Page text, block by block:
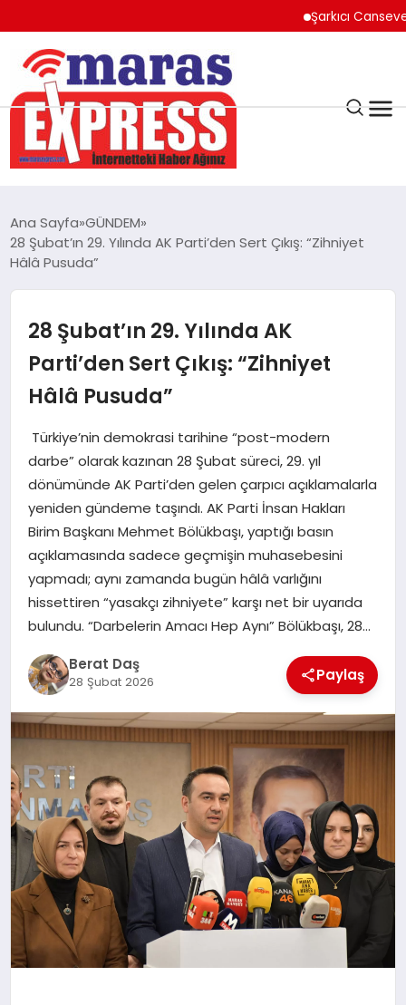
Şarkıcı Cansever
K.MARAŞ
ANDIRIN
AFŞİN
ÇAĞLAYANCERİT
BİZE ULAŞIN
GÖKSUN
TÜRKOĞLU
PAZARCIK
KÜNYE
NURHAK
Ana Sayfa GÜNDEM
28 Şubat’ın 29. Yılında AK Parti’den Sert Çıkış: “Zihniyet
Hâlâ Pusuda”
28 Şubat’ın 29. Yılında AK
Parti’den Sert Çıkış: “Zihniyet
Hâlâ Pusuda”
Türkiye’nin demokrasi tarihine “post-modern
darbe” olarak kazınan 28 Şubat süreci, 29. yıl
dönümünde AK Parti’den gelen çarpıcı açıklamalarla
yeniden gündeme taşındı. AK Parti İnsan Hakları
Birim Başkanı Mehmet Bölükbaşı, yaptığı basın
açıklamasında sadece geçmişin muhasebesini
yapmadı; aynı zamanda bugün hâlâ varlığını
hissettiren “yasakçı zihniyete” karşı net bir uyarıda
bulundu. “Darbelerin Amacı Hep Aynı” Bölükbaşı, 28…
Berat Daş
28 Şubat 2026 Paylaş